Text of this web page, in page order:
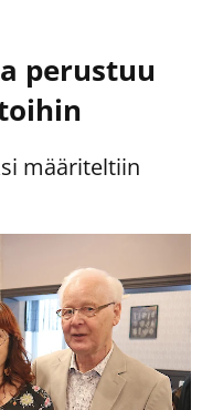
perustuu
määriteltiin